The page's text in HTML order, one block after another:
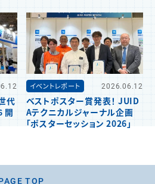
代
開
イベントレポート 2026.06.12
ベストポスター賞発表！ JUID
Aテクニカルジャーナル企画
「ポスターセッション 2026」
TOP